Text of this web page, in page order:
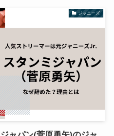
ジャニーズ